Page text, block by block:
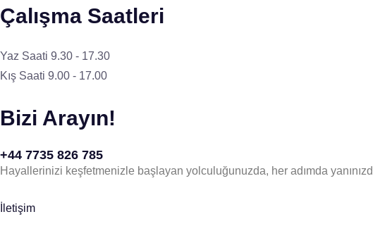
Çalışma Saatleri
Yaz Saati 9.30 - 17.30
Kış Saati 9.00 - 17.00
Bizi Arayın!
+44 7735 826 785
Hayallerinizi keşfetmenizle başlayan yolculuğunuzda, her adımda
İletişim